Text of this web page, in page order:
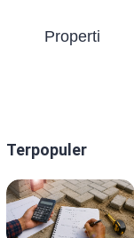
Properti
Terpopuler